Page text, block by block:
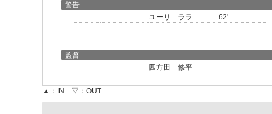
警告
ユーリ ララ
62'
監督
四方田 修平
▲：IN ▽：OUT